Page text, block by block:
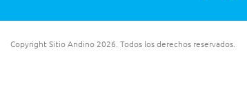
Copyright Sitio Andino 2026. Todos los derechos reservados.